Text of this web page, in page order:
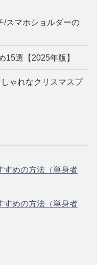
/スマホショルダーの
15選【2025年版】
ゃれなクリスマスプ
すめの方法（単身者
すめの方法（単身者